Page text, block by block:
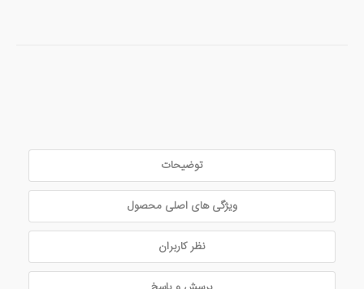
توضیحات
ویژگی های اصلی محصول
نظر کاربران